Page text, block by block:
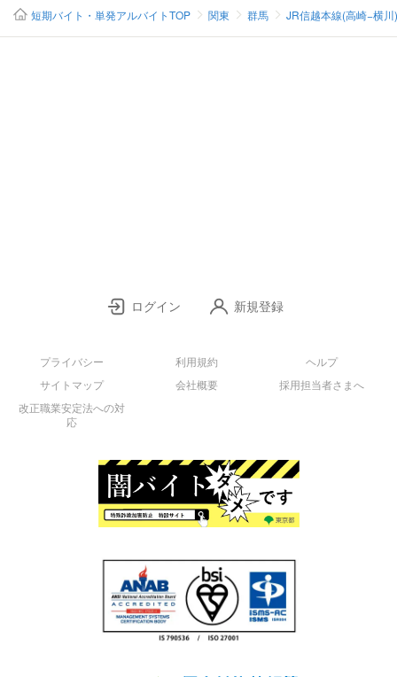
短期バイト・単発アルバイトTOP 関東 群馬 JR信越本線(高崎−横川)
ログイン 新規登録
プライバシー 利用規約
ヘルプ
サイトマップ
会社概要
採用担当者さまへ
改正職業安定法への対
応